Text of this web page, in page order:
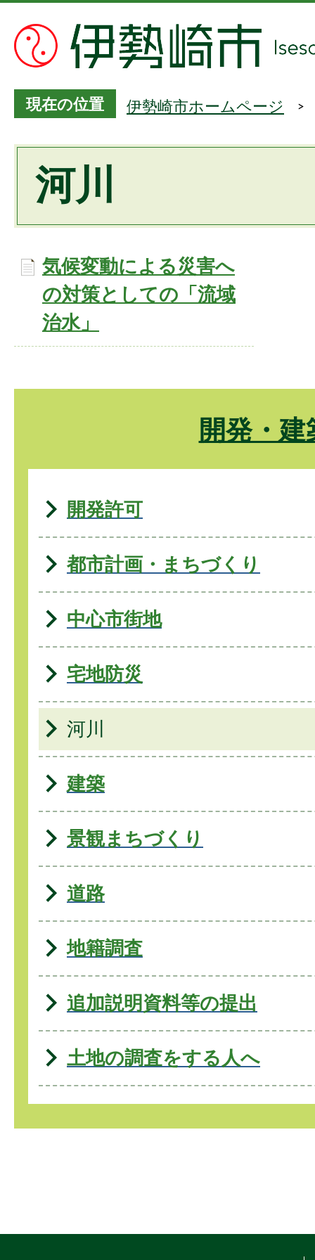
現在の位置 伊勢崎市ホームページ
河川
気候変動による災害へ
の対策としての「流域
治水」
開発・建
開発許可
都市計画・まちづくり
中心市街地
宅地防災
河川
建築
景観まちづくり
道路
地籍調査
追加説明資料等の提出
土地の調査をする人へ